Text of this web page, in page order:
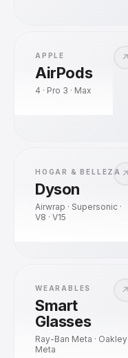
↗
APPLE
AirPods
4 · Pro 3 · Max
↗
HOGAR & BELLEZA
Dyson
Airwrap · Supersonic ·
V8 · V15
↗
WEARABLES
Smart
Glasses
Ray-Ban Meta · Oakley
Meta